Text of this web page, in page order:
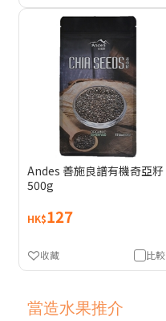
Andes 善施良譜有機奇亞籽
500g
HK$127
比較
收藏
當造水果推介